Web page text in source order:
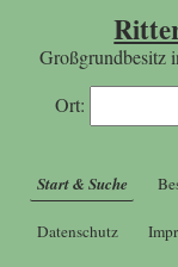
Großgrundbesitz
Ort:
Start & Suche
Datenschutz